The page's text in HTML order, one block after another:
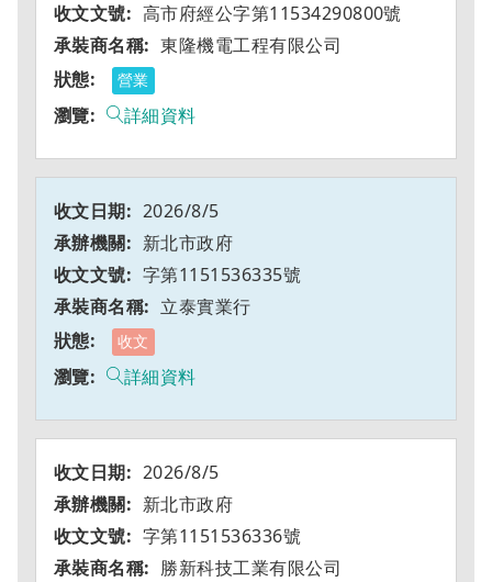
高市府經公字第11534290800號
東隆機電工程有限公司
營業
詳細資料
2026/8/5
新北市政府
字第1151536335號
立泰實業行
收文
詳細資料
2026/8/5
新北市政府
字第1151536336號
勝新科技工業有限公司